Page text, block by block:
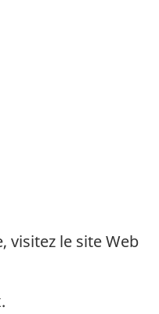
visitez le site Web